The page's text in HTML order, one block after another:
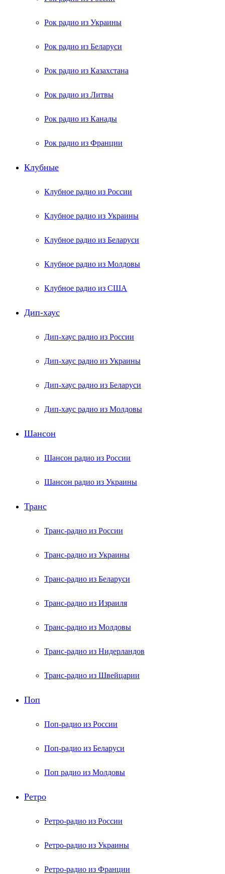
Рок радио из Украины
Рок радио из Беларуси
Рок радио из Казахстана
Рок радио из Литвы
Рок радио из Канады
Рок радио из Франции
Клубные
Клубное радио из России
Клубное радио из Украины
Клубное радио из Беларуси
Клубное радио из Молдовы
Клубное радио из США
Дип-хаус
Дип-хаус радио из России
Дип-хаус радио из Украины
Дип-хаус радио из Беларуси
Дип-хаус радио из Молдовы
Шансон
Шансон радио из России
Шансон радио из Украины
Транс
Транс-радио из России
Транс-радио из Украины
Транс-радио из Беларуси
Транс-радио из Израиля
Транс-радио из Молдовы
Транс-радио из Нидерландов
Транс-радио из Швейцарии
Поп
Поп-радио из России
Поп-радио из Беларуси
Поп радио из Молдовы
Ретро
Ретро-радио из России
Ретро-радио из Украины
Ретро-радио из Франции